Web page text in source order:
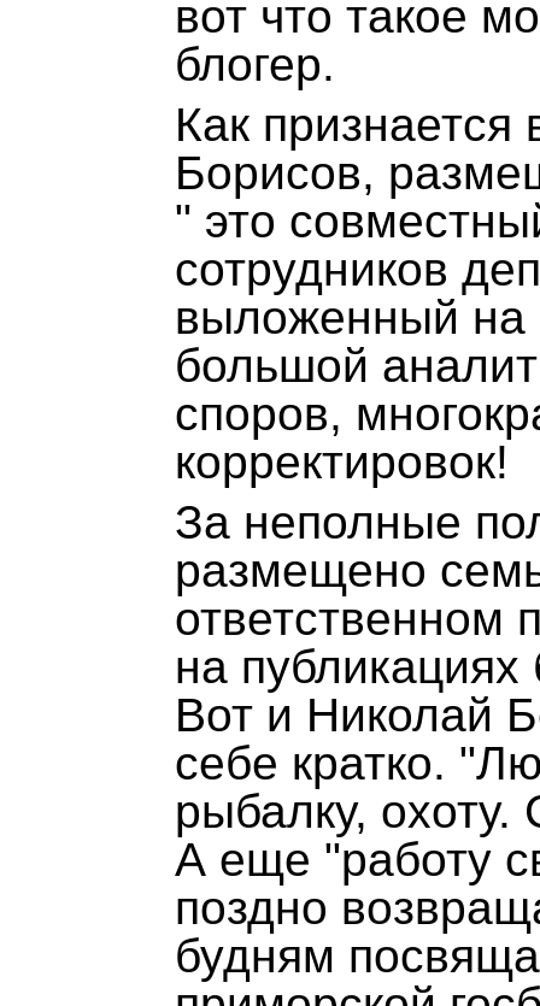
вот что такое
блогер.
Как
Борисов,
" это
сотрудников
выложенный на
большой
споров,
корректировок!
За неполные
размещено
ответственном
на публикациях
Вот и Николай
себе кратко.
рыбалку,
А еще "работу
поздно
будням